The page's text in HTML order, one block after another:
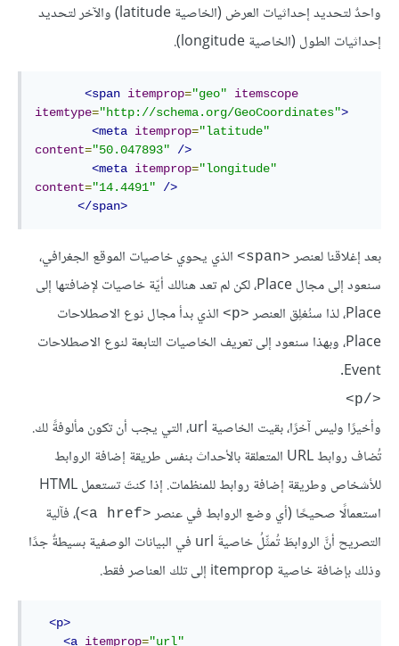
واحدٌ لتحديد إحداثيات العرض (الخاصية latitude) والآخر لتحديد
إحداثيات الطول (الخاصية longitude).
<span itemprop="geo"
itemscope
itemtype="http://schema.org/GeoCoordinates">
<meta itemprop="latitude"
content="50.047893"
/>
<meta itemprop="longitude"
content="14.4491"
/>
</span>
بعد إغلاقنا لعنصر <span>
الذي يحوي خاصيات الموقع الجغرافي،
سنعود إلى مجال Place، لكن لم تعد هنالك أيّة خاصيات لإضافتها إلى
Place، لذا سنُغلِق العنصر
<p>
الذي بدأ مجال نوع الاصطلاحات
Place، وبهذا سنعود إلى تعريف الخاصيات التابعة لنوع الاصطلاحات
Event.
</p>
وأخيرًا وليس آخرًا، بقيت الخاصية url، التي يجب أن تكون مألوفةً لك.
تُضاف روابط URL المتعلقة بالأحداث بنفس طريقة إضافة الروابط
للأشخاص وطريقة إضافة روابط للمنظمات. إذا كنتَ تستعمل HTML
استعمالًا صحيحًا (أي وضع الروابط في عنصر <a href>
)، فآلية
التصريح أنَّ الروابطَ تُمثِّلُ خاصيةَ url في البيانات الوصفية بسيطةٌ جدًا
وذلك بإضافة خاصية itemprop إلى تلك العناصر فقط.
<p>
<a itemprop="url"